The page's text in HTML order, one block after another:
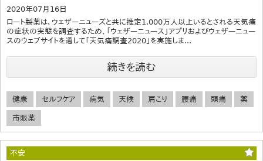
2020年07月16日
ロート製薬は、ウェザーニューズと共に推定1,000万人以上いるとされる天気痛
の症状の実態を調査するため、「ウェザーニュース」アプリおよびウェザーニュー
スのウェブサイトを通して「天気痛調査2020」を実施しま...
続きを読む
健康 セルフケア 病気 天候 肩こり 腰痛 頭痛 薬
市販薬
不安